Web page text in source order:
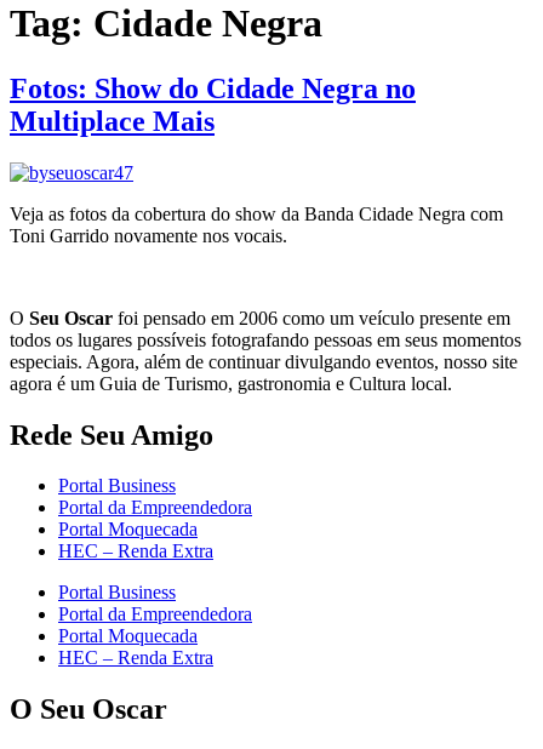
Tag: Cidade Negra
Fotos: Show do Cidade Negra no
Multiplace Mais
Veja as fotos da cobertura do show da Banda Cidade Negra com
Toni Garrido novamente nos vocais.
O Seu Oscar foi pensado em 2006 como um veículo presente em
todos os lugares possíveis fotografando pessoas em seus momentos
especiais. Agora, além de continuar divulgando eventos, nosso site
agora é um Guia de Turismo, gastronomia e Cultura local.
Rede Seu Amigo
Portal Business
Portal da Empreendedora
Portal Moquecada
HEC – Renda Extra
Portal Business
Portal da Empreendedora
Portal Moquecada
HEC – Renda Extra
O Seu Oscar